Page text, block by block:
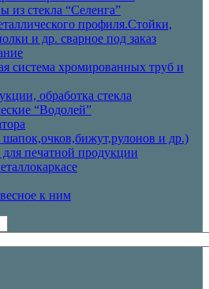
из стекла “Селенга”
профиля.Стойки,
и др. сварное под заказ
система хромированных труб и
обработка стекла
“Водолей”
и др.)
печатной продукции
к ним